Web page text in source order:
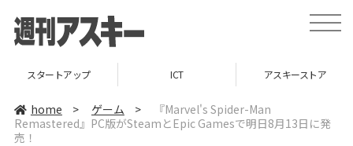
t
o
e
i
スタートアップ ICT アスキーストア
home > ゲーム >
『Marvel's Spider-Man
Remastered』PC版がSteamとEpic Gamesで明日8月13日に発
売！